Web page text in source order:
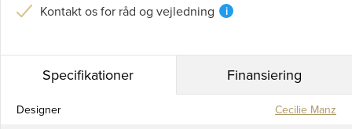
Kontakt os for råd og vejledning i
Specifikationer Finansiering
Designer
Cecilie Manz